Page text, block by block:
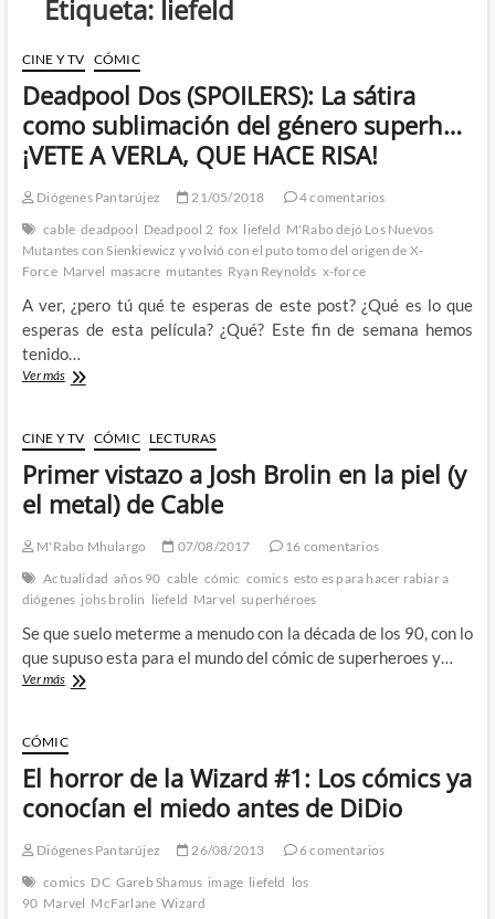
Etiqueta: liefeld
CINE Y TV CÓMIC
Deadpool Dos (SPOILERS): La sátira
como sublimación del género superh…
¡VETE A VERLA, QUE HACE RISA!
Diógenes Pantarújez 21/05/2018
4 comentarios
cable deadpool Deadpool 2 fox liefeld M'Rabo dejó Los Nuevos
Mutantes con Sienkiewicz y volvió con el puto tomo del origen de X-
Force Marvel masacre mutantes Ryan Reynolds x-force
A ver, ¿pero tú qué te esperas de este post? ¿Qué es lo que
esperas de esta película? ¿Qué? Este fin de semana hemos
tenido…
Ver másDeadpool
La
sátira
como
sublimación
del
superh…
¡VETE
VERLA,
QUE
HACE
RISA!
CINE Y TV CÓMIC LECTURAS
Primer vistazo a Josh Brolin en la piel (y
el metal) de Cable
M'Rabo Mhulargo 07/08/2017
16 comentarios
Actualidad años 90 cable cómic comics esto es para hacer rabiar a
diógenes johs brolin liefeld Marvel superhéroes
Se que suelo meterme a menudo con la década de los 90, con lo
que supuso esta para el mundo del cómic de superheroes y…
Ver másPrimer
Josh
Brolin
en
piel
el
metal)
CÓMIC
El horror de la Wizard #1: Los cómics ya
conocían el miedo antes de DiDio
Diógenes Pantarújez 26/08/2013
6 comentarios
comics DC Gareb Shamus image liefeld los
90 Marvel McFarlane Wizard